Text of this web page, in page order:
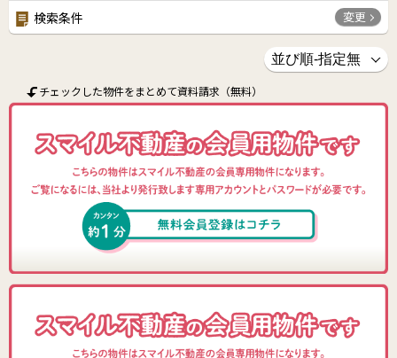
検索条件 変更
チェックした物件をまとめて資料請求（無料）